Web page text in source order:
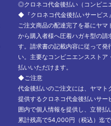
◎クロネコ代金後払い（コンビニ
◆『クロネコ代金後払いサービス
ご注文商品の配達完了を基にヤ
から購入者様へ圧着ハガキ型の請
す。請求書の記載内容に従って発
い。主要なコンビニエンススト
払いいただけます。
◆ご注意
代金後払いのご注文には、ヤマ
提供するクロネコ代金後払いサ
囲内で個人情報を提供し、立替
累計残高で54,000円（税込）迄で